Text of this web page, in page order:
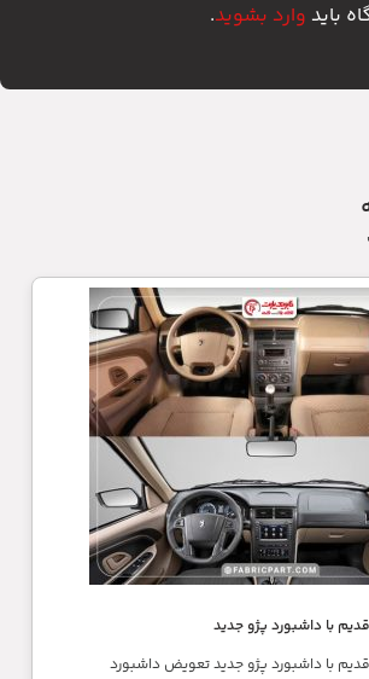
باید وارد بشوید.
با داشبورد پژو جدید
با داشبورد پژو جدید تعویض داشبورد